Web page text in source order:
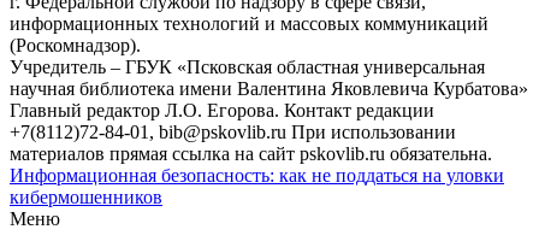
информационных технологий и массовых коммуникаций
(Роскомнадзор).
Учредитель – ГБУК «Псковская областная универсальная
научная библиотека имени Валентина Яковлевича Курбатова»
Главный редактор Л.О. Егорова. Контакт редакции
+7(8112)72-84-01, bib@pskovlib.ru При использовании
материалов прямая ссылка на сайт pskovlib.ru обязательна.
Информационная безопасность: как не поддаться на уловки
кибермошенников
Меню